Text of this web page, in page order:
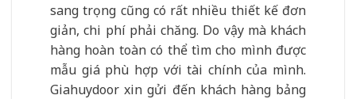
sang trọng cũng có rất nhiều thiết kế đơn
giản, chi phí phải chăng. Do vậy mà khách
hàng hoàn toàn có thể tìm cho mình được
mẫu giá phù hợp với tài chính của mình.
Giahuydoor xin gửi đến khách hàng bảng